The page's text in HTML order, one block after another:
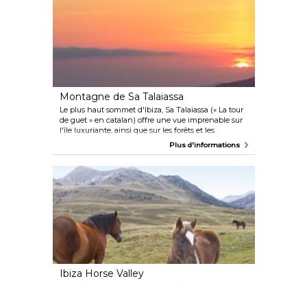
Montagne de Sa Talaiassa
Le plus haut sommet d'Ibiza, Sa Talaiassa (« La tour
de guet » en catalan) offre une vue imprenable sur
l'île luxuriante, ainsi que sur les forêts et les
légendaires mines de sel. Vous pouvez rejoindre le
Plus d'informations
Ibiza Horse Valley